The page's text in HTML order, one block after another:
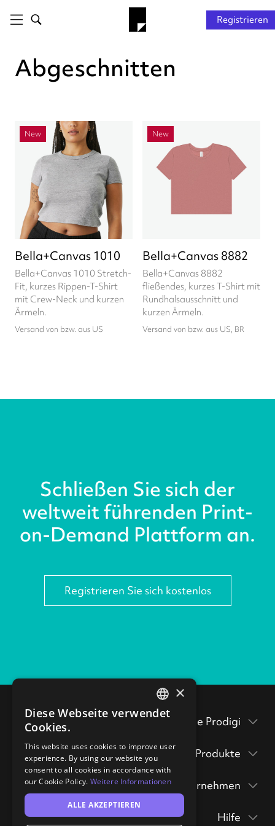
Registrieren
Abgeschnitten
New
Bella+Canvas 1010
Bella+Canvas 1010 Stretch-
Fit, kurzes Rippen-T-Shirt
mit Crew-Neck und kurzen
Ärmeln.
Versand von bzw. aus US
New
Bella+Canvas 8882
Bella+Canvas 8882
fließendes, kurzes T-Shirt mit
Rundhalsausschnitt und
kurzen Ärmeln.
Versand von bzw. aus US, BR
Schließen Sie sich der
weltweit führenden Print-
on-Demand Plattform an.
Registrieren Sie sich kostenlos
Prodigi Group
hi@prodigi.com
Testen Sie Prodigi
Druck API
Produkte
anfordern
Unternehmen
Hilfe
ENGLISH
×
Diese Webseite verwendet
Cookies.
This website uses cookies to improve user
experience. By using our website you
consent to all cookies in accordance with
our Cookie Policy. Weitere Informationen
ALLE AKZEPTIEREN